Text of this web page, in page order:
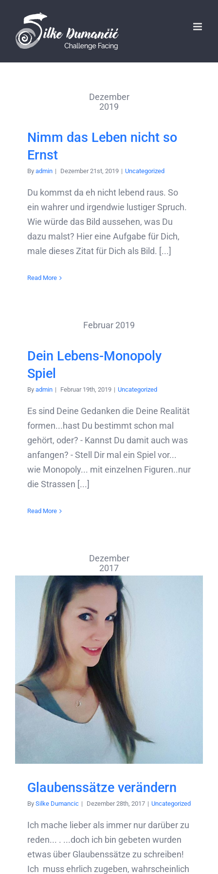
Dezember
2019
Nimm das Leben nicht so
Ernst
By admin | Dezember 21st, 2019 | Uncategorized
Du kommst da eh nicht lebend raus. So
ein wahrer und irgendwie lustiger Spruch.
Wie würde das Bild aussehen, was Du
dazu malst? Hier eine Aufgabe für Dich,
male dieses Zitat für Dich als Bild. [...]
Read More
Februar 2019
Dein Lebens-Monopoly
Spiel
By admin | Februar 19th, 2019 | Uncategorized
Es sind Deine Gedanken die Deine Realität
formen...hast Du bestimmt schon mal
gehört, oder? - Kannst Du damit auch was
anfangen? - Stell Dir mal ein Spiel vor...
wie Monopoly... mit einzelnen Figuren..nur
die Strassen [...]
Read More
Dezember
2017
Glaubenssätze verändern
By Silke Dumancic | Dezember 28th, 2017 | Uncategorized
Ich mache lieber als immer nur darüber zu
reden... . ...doch ich bin gebeten wurden
etwas über Glaubenssätze zu schreiben!
Ich muss ehrlich zugeben, wahrscheinlich